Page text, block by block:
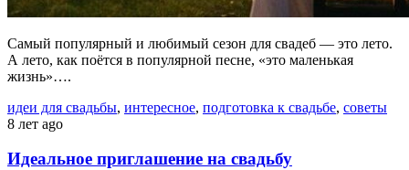
Самый популярный и любимый сезон для свадеб — это лето.
А лето, как поётся в популярной песне, «это маленькая
жизнь»….
идеи для свадьбы, интересное, подготовка к свадьбе, советы
8 лет ago
Идеальное приглашение на свадьбу